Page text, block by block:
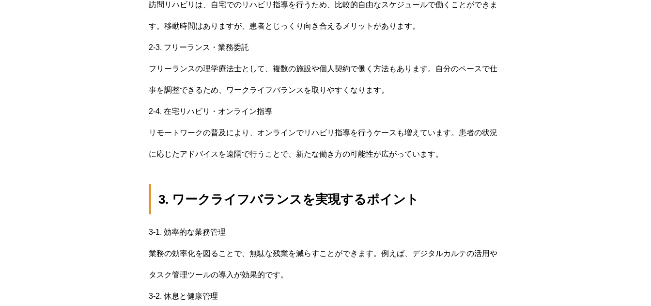
訪問リハビリは、自宅でのリハビリ指導を行うため、比較的自由なスケジュールで働くことができま
す。移動時間はありますが、患者とじっくり向き合えるメリットがあります。
2-3. フリーランス・業務委託
フリーランスの理学療法士として、複数の施設や個人契約で働く方法もあります。自分のペースで仕
事を調整できるため、ワークライフバランスを取りやすくなります。
2-4. 在宅リハビリ・オンライン指導
リモートワークの普及により、オンラインでリハビリ指導を行うケースも増えています。患者の状況
に応じたアドバイスを遠隔で行うことで、新たな働き方の可能性が広がっています。
3. ワークライフバランスを実現するポイント
3-1. 効率的な業務管理
業務の効率化を図ることで、無駄な残業を減らすことができます。例えば、デジタルカルテの活用や
タスク管理ツールの導入が効果的です。
3-2. 休息と健康管理